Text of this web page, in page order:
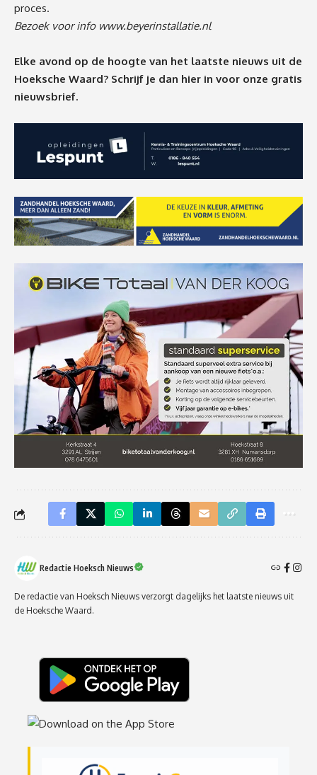
proces.
Bezoek voor info www.beyerinstallatie.nl
Elke avond op de hoogte van het laatste nieuws uit de
Hoeksche Waard? Schrijf je dan hier in voor onze gratis
nieuwsbrief.
Redactie Hoeksch Nieuws
De redactie van Hoeksch Nieuws verzorgt dagelijks het laatste nieuws uit
de Hoeksche Waard.